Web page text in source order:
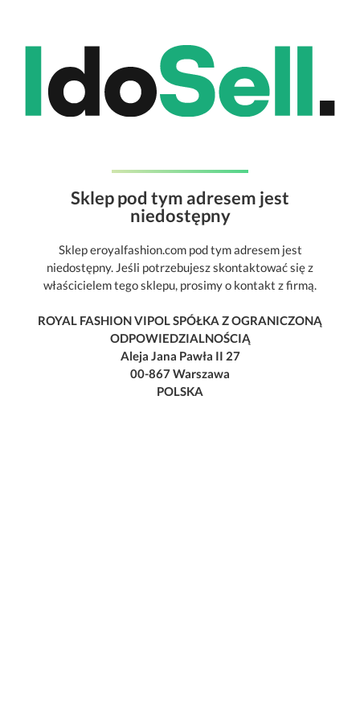
Sklep pod tym adresem jest
niedostępny
Sklep eroyalfashion.com pod tym adresem jest
niedostępny. Jeśli potrzebujesz skontaktować się z
właścicielem tego sklepu, prosimy o kontakt z firmą.
ROYAL FASHION VIPOL SPÓŁKA Z OGRANICZONĄ
ODPOWIEDZIALNOŚCIĄ
Aleja Jana Pawła II 27
00-867 Warszawa
POLSKA